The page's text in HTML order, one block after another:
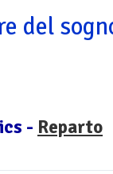
del
- Reparto